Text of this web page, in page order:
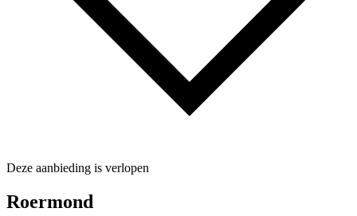
Deze aanbieding is verlopen
Roermond